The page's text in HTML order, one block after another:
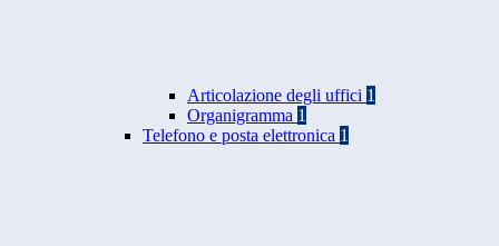
Articolazione degli uffici 1
Organigramma 1
Telefono e posta elettronica 1